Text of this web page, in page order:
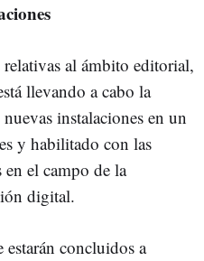
al ámbito editorial,
llevando a cabo la
instalaciones en un
y habilitado con las
el campo de la
digital.
concluidos a